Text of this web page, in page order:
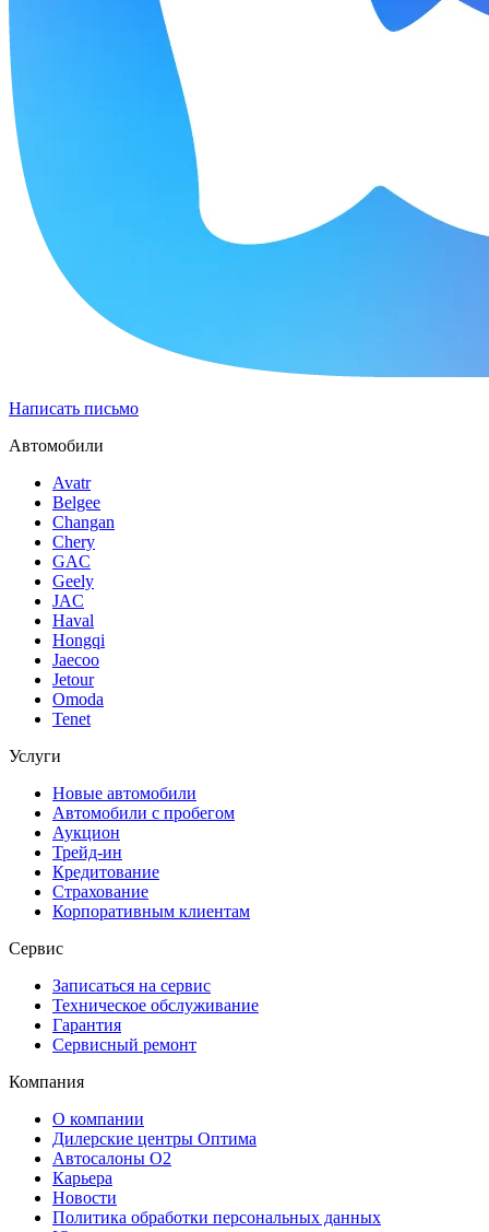
Написать письмо
Автомобили
Avatr
Belgee
Changan
Chery
GAC
Geely
JAC
Haval
Hongqi
Jaecoo
Jetour
Omoda
Tenet
Услуги
Новые автомобили
Автомобили с пробегом
Аукцион
Трейд-ин
Кредитование
Страхование
Корпоративным клиентам
Сервис
Записаться на сервис
Техническое обслуживание
Гарантия
Сервисный ремонт
Компания
О компании
Дилерские центры Оптима
Автосалоны О2
Карьера
Новости
Политика обработки персональных данных